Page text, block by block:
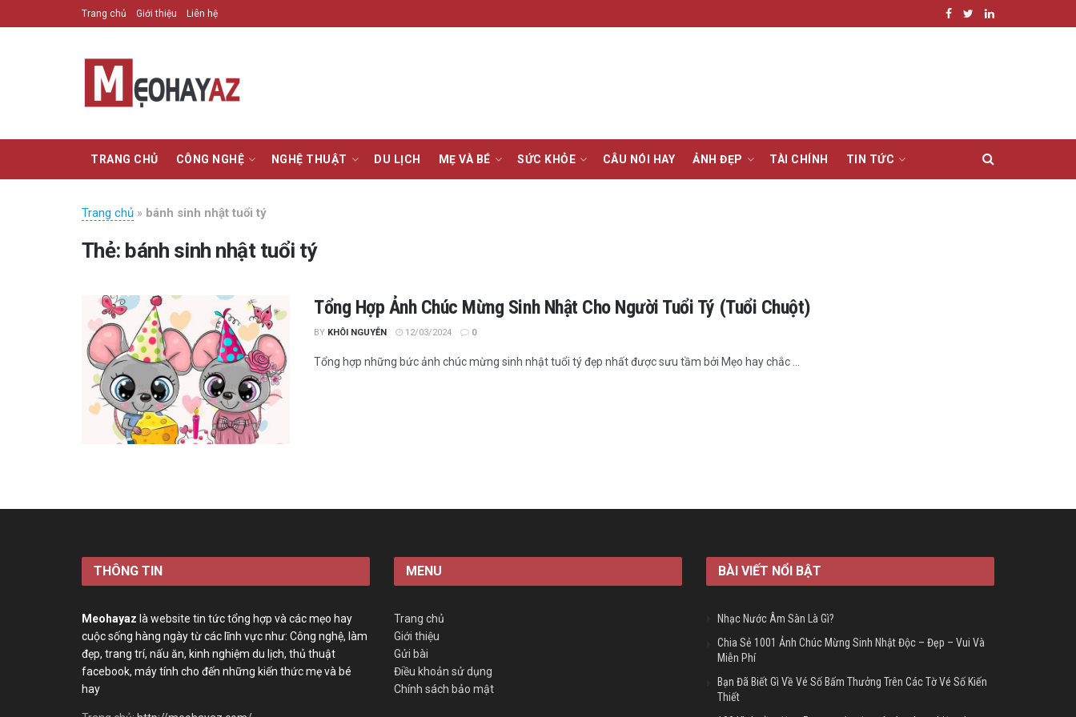
Trang chủ Giới thiệu Liên hệ
TRANG CHỦ CÔNG NGHỆ NGHỆ THUẬT DU LỊCH MẸ VÀ BÉ SỨC KHỎE CÂU NÓI HAY ẢNH ĐẸP TÀI CHÍNH TIN TỨC
Trang chủ » bánh sinh nhật tuổi tý
Thẻ: bánh sinh nhật tuổi tý
Tổng Hợp Ảnh Chúc Mừng Sinh Nhật Cho Người Tuổi Tý (Tuổi Chuột)
BY KHÔI NGUYỄN 12/03/2024 0
Tổng hợp những bức ảnh chúc mừng sinh nhật tuổi tý đẹp nhất được sưu tầm bởi Mẹo hay chắc ...
THÔNG TIN
Meohayaz là website tin tức tổng hợp và các mẹo hay
cuộc sống hàng ngày từ các lĩnh vực như: Công nghệ, làm
đẹp, trang trí, nấu ăn, kinh nghiệm du lịch, thủ thuật
facebook, máy tính cho đến những kiến thức mẹ và bé
hay
MENU
Trang chủ
Giới thiệu
Gửi bài
Điều khoản sử dụng
Chính sách bảo mật
BÀI VIẾT NỔI BẬT
Nhạc Nước Âm Sàn Là Gì?
Chia Sẻ 1001 Ảnh Chúc Mừng Sinh Nhật Độc – Đẹp – Vui Và
Miễn Phí
Bạn Đã Biết Gì Về Vé Số Bấm Thưởng Trên Các Tờ Vé Số Kiến
Thiết